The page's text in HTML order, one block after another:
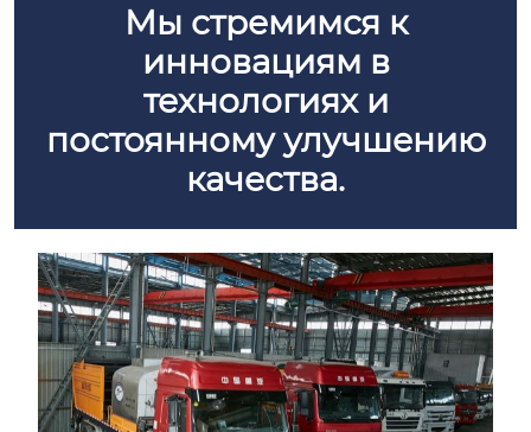
Мы стремимся к
инновациям в
технологиях и
постоянному улучшению
качества.